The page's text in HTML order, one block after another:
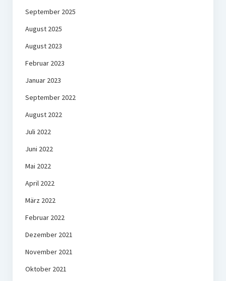
September 2025
August 2025
August 2023
Februar 2023
Januar 2023
September 2022
August 2022
Juli 2022
Juni 2022
Mai 2022
April 2022
März 2022
Februar 2022
Dezember 2021
November 2021
Oktober 2021